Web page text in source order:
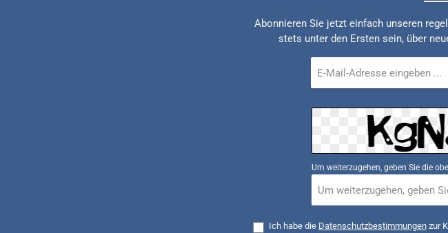
Abonnieren Sie jetzt einfach unseren
stets unter den Ersten sein, über
Mail-
Adresse
Um weiterzugehen, geben Sie die
Ich habe die Datenschutzbestimmungenzur